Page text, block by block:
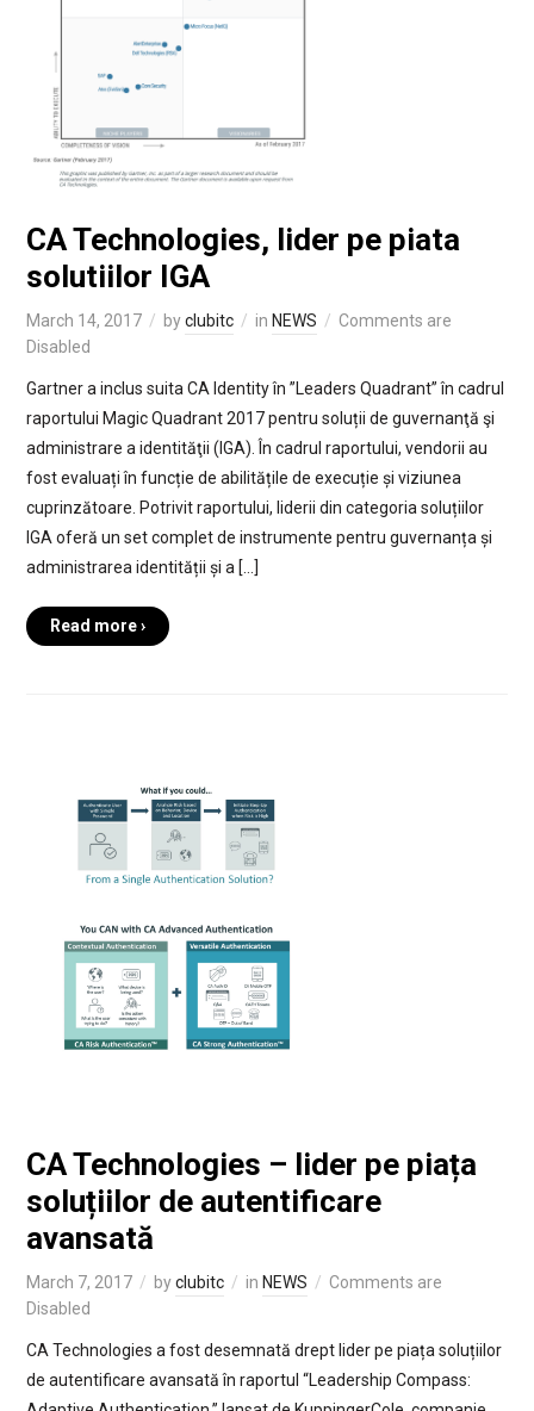
CA Technologies, lider pe piata
solutiilor IGA
March 14, 2017 byclubitc in NEWS
Comments are
Disabled
Gartner a inclus suita CA Identity în ”Leaders Quadrant” în cadrul
raportului Magic Quadrant 2017 pentru soluții de guvernanţă şi
administrare a identităţii (IGA). În cadrul raportului, vendorii au
fost evaluați în funcție de abilitățile de execuție și viziunea
cuprinzătoare. Potrivit raportului, liderii din categoria soluțiilor
IGA oferă un set complet de instrumente pentru guvernanța și
administrarea identității și a […]
Read more ›
CA Technologies – lider pe piața
soluțiilor de autentificare
avansată
March 7, 2017 byclubitc in NEWS
Comments are
Disabled
CA Technologies a fost desemnată drept lider pe piața soluțiilor
de autentificare avansată în raportul “Leadership Compass: